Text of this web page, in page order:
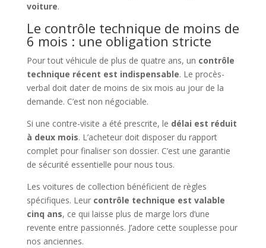
voiture.
Le contrôle technique de moins de
6 mois : une obligation stricte
Pour tout véhicule de plus de quatre ans, un contrôle
technique récent est indispensable. Le procès-
verbal doit dater de moins de six mois au jour de la
demande. C’est non négociable.
Si une contre-visite a été prescrite, le délai est réduit
à deux mois. L’acheteur doit disposer du rapport
complet pour finaliser son dossier. C’est une garantie
de sécurité essentielle pour nous tous.
Les voitures de collection bénéficient de règles
spécifiques. Leur contrôle technique est valable
cinq ans, ce qui laisse plus de marge lors d’une
revente entre passionnés. J’adore cette souplesse pour
nos anciennes.